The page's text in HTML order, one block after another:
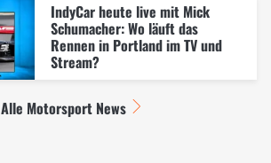
IndyCar heute live mit Mick
Schumacher: Wo läuft das
Rennen in Portland im TV und
Stream?
Alle Motorsport News